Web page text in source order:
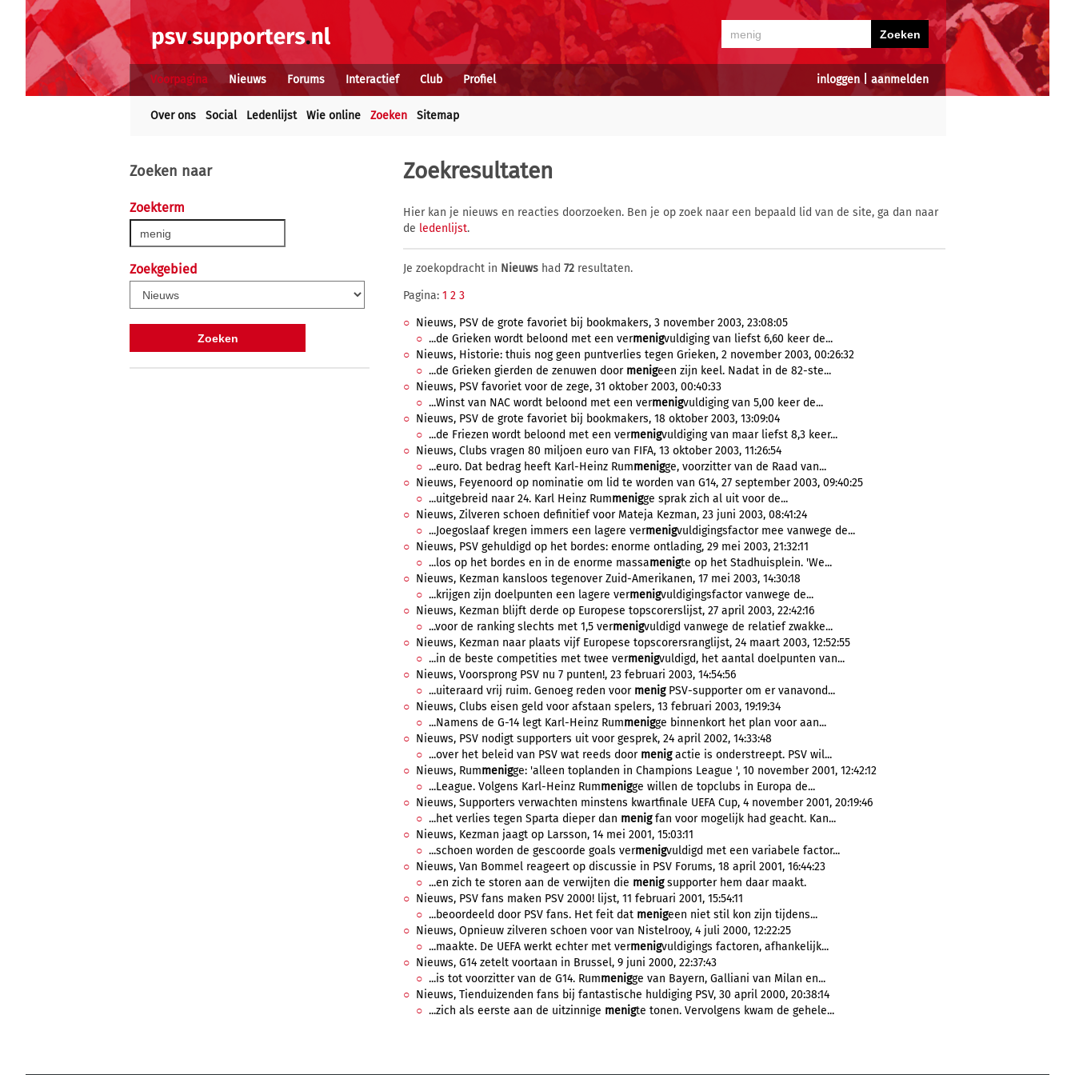
inloggen| aanmelden
Voorpagina Nieuws Forums Interactief Club Profiel
Over ons Social Ledenlijst Wie online Zoeken Sitemap
Zoeken naar
Zoekterm
Zoekgebied
Zoekresultaten
Hier kan je nieuws en reacties doorzoeken. Ben je op zoek naar een bepaald lid van de site, ga dan naar
de ledenlijst.
Je zoekopdracht in Nieuws had 72 resultaten.
Pagina: 1 2 3
Nieuws, PSV de grote favoriet bij bookmakers, 3 november 2003, 23:08:05
...de Grieken wordt beloond met een vermenigvuldiging van liefst 6,60 keer de...
Nieuws, Historie: thuis nog geen puntverlies tegen Grieken, 2 november 2003, 00:26:32
...de Grieken gierden de zenuwen door menigeen zijn keel. Nadat in de 82-ste...
Nieuws, PSV favoriet voor de zege, 31 oktober 2003, 00:40:33
...Winst van NAC wordt beloond met een vermenigvuldiging van 5,00 keer de...
Nieuws, PSV de grote favoriet bij bookmakers, 18 oktober 2003, 13:09:04
...de Friezen wordt beloond met een vermenigvuldiging van maar liefst 8,3 keer...
Nieuws, Clubs vragen 80 miljoen euro van FIFA, 13 oktober 2003, 11:26:54
...euro. Dat bedrag heeft Karl-Heinz Rummenigge, voorzitter van de Raad van...
Nieuws, Feyenoord op nominatie om lid te worden van G14, 27 september 2003, 09:40:25
...uitgebreid naar 24. Karl Heinz Rummenigge sprak zich al uit voor de...
Nieuws, Zilveren schoen definitief voor Mateja Kezman, 23 juni 2003, 08:41:24
...Joegoslaaf kregen immers een lagere vermenigvuldigingsfactor mee vanwege de...
Nieuws, PSV gehuldigd op het bordes: enorme ontlading, 29 mei 2003, 21:32:11
...los op het bordes en in de enorme massamenigte op het Stadhuisplein. 'We...
Nieuws, Kezman kansloos tegenover Zuid-Amerikanen, 17 mei 2003, 14:30:18
...krijgen zijn doelpunten een lagere vermenigvuldigingsfactor vanwege de...
Nieuws, Kezman blijft derde op Europese topscorerslijst, 27 april 2003, 22:42:16
...voor de ranking slechts met 1,5 vermenigvuldigd vanwege de relatief zwakke...
Nieuws, Kezman naar plaats vijf Europese topscorersranglijst, 24 maart 2003, 12:52:55
...in de beste competities met twee vermenigvuldigd, het aantal doelpunten van...
Nieuws, Voorsprong PSV nu 7 punten!, 23 februari 2003, 14:54:56
...uiteraard vrij ruim. Genoeg reden voor menigPSV-supporter om er vanavond...
Nieuws, Clubs eisen geld voor afstaan spelers, 13 februari 2003, 19:19:34
...Namens de G-14 legt Karl-Heinz Rummenigge binnenkort het plan voor aan...
Nieuws, PSV nodigt supporters uit voor gesprek, 24 april 2002, 14:33:48
...over het beleid van PSV wat reeds door menigactie is onderstreept. PSV wil...
Nieuws, Rummenigge: 'alleen toplanden in Champions League ', 10 november 2001, 12:42:12
...League. Volgens Karl-Heinz Rummenigge willen de topclubs in Europa de...
Nieuws, Supporters verwachten minstens kwartfinale UEFA Cup, 4 november 2001, 20:19:46
...het verlies tegen Sparta dieper dan menigfan voor mogelijk had geacht. Kan...
Nieuws, Kezman jaagt op Larsson, 14 mei 2001, 15:03:11
...schoen worden de gescoorde goals vermenigvuldigd met een variabele factor...
Nieuws, Van Bommel reageert op discussie in PSV Forums, 18 april 2001, 16:44:23
...en zich te storen aan de verwijten die menigsupporter hem daar maakt.
Nieuws, PSV fans maken PSV 2000! lijst, 11 februari 2001, 15:54:11
...beoordeeld door PSV fans. Het feit dat menigeen niet stil kon zijn tijdens...
Nieuws, Opnieuw zilveren schoen voor van Nistelrooy, 4 juli 2000, 12:22:25
...maakte. De UEFA werkt echter met vermenigvuldigings factoren, afhankelijk...
Nieuws, G14 zetelt voortaan in Brussel, 9 juni 2000, 22:37:43
...is tot voorzitter van de G14. Rummenigge van Bayern, Galliani van Milan en...
Nieuws, Tienduizenden fans bij fantastische huldiging PSV, 30 april 2000, 20:38:14
...zich als eerste aan de uitzinnige menigte tonen. Vervolgens kwam de gehele...